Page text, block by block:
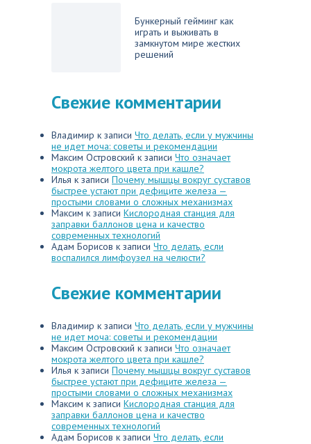
Бункерный гейминг как
играть и выживать в
замкнутом мире жестких
решений
Свежие комментарии
Владимир к записи Что делать, если у мужчины
не идет моча: советы и рекомендации
Максим Островский к записи Что означает
мокрота желтого цвета при кашле?
Илья к записи Почему мышцы вокруг суставов
быстрее устают при дефиците железа —
простыми словами о сложных механизмах
Максим к записи Кислородная станция для
заправки баллонов цена и качество
современных технологий
Адам Борисов к записи Что делать, если
воспалился лимфоузел на челюсти?
Свежие комментарии
Владимир к записи Что делать, если у мужчины
не идет моча: советы и рекомендации
Максим Островский к записи Что означает
мокрота желтого цвета при кашле?
Илья к записи Почему мышцы вокруг суставов
быстрее устают при дефиците железа —
простыми словами о сложных механизмах
Максим к записи Кислородная станция для
заправки баллонов цена и качество
современных технологий
Адам Борисов к записи Что делать, если